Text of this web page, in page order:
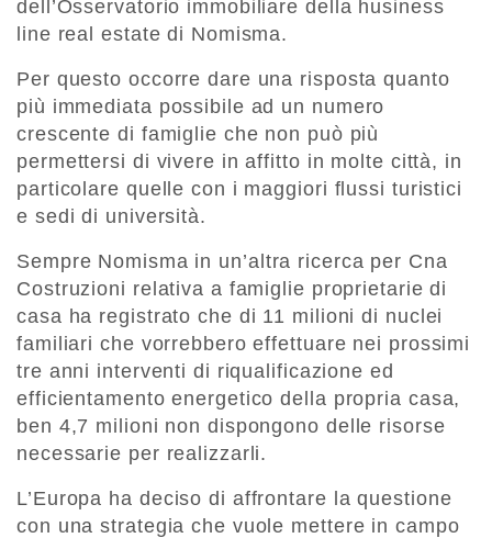
dell’Osservatorio immobiliare della husiness
line real estate di Nomisma.
Per questo occorre dare una risposta quanto
più immediata possibile ad un numero
crescente di famiglie che non può più
permettersi di vivere in affitto in molte città, in
particolare quelle con i maggiori flussi turistici
e sedi di università.
Sempre Nomisma in un’altra ricerca per Cna
Costruzioni relativa a famiglie proprietarie di
casa ha registrato che di 11 milioni di nuclei
familiari che vorrebbero effettuare nei prossimi
tre anni interventi di riqualificazione ed
efficientamento energetico della propria casa,
ben 4,7 milioni non dispongono delle risorse
necessarie per realizzarli.
L’Europa ha deciso di affrontare la questione
con una strategia che vuole mettere in campo